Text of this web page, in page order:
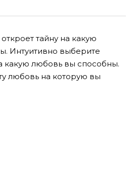
тайну на какую
Интуитивно выберите
какую любовь вы способны.
любовь на которую вы